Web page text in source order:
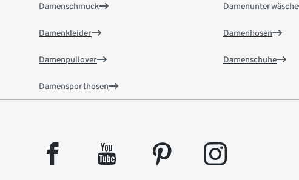
Damenschmuck
Damenkleider
Damenpullover
Damensporthosen
Damenunterwäsche
Damenhosen
Damenschuhe
facebook youtube pinterest instagram